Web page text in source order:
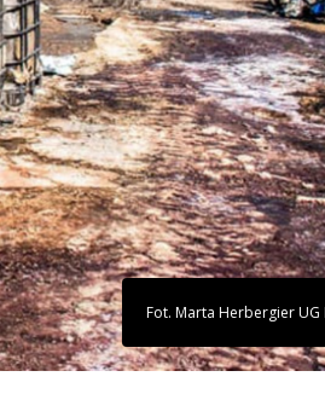
Fot. Marta Herbergier UG